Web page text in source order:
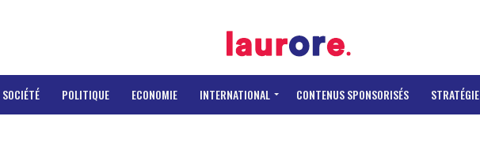
SOCIÉTÉ POLITIQUE ECONOMIE INTERNATIONAL CONTENUS SPONSORISÉS STRATÉGIE